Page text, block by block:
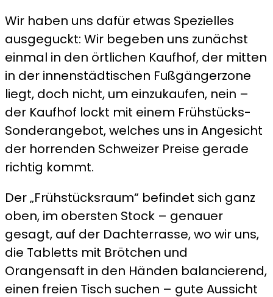
Wir haben uns dafür etwas Spezielles
ausgeguckt: Wir begeben uns zunächst
einmal in den örtlichen Kaufhof, der mitten
in der innenstädtischen Fußgängerzone
liegt, doch nicht, um einzukaufen, nein –
der Kaufhof lockt mit einem Frühstücks-
Sonderangebot, welches uns in Angesicht
der horrenden Schweizer Preise gerade
richtig kommt.
Der „Frühstücksraum“ befindet sich ganz
oben, im obersten Stock – genauer
gesagt, auf der Dachterrasse, wo wir uns,
die Tabletts mit Brötchen und
Orangensaft in den Händen balancierend,
einen freien Tisch suchen – gute Aussicht